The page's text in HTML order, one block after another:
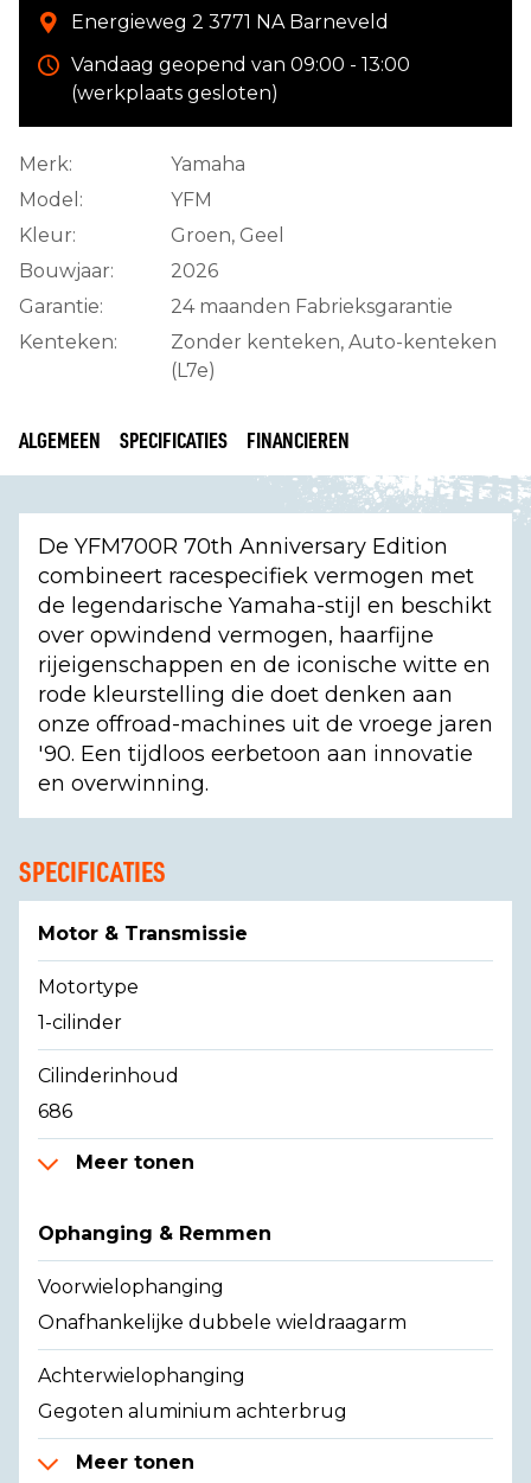
Energieweg 2 3771 NA Barneveld
Vandaag geopend van 09:00 - 13:00
(werkplaats gesloten)
Merk:
Yamaha
Model:
YFM
Kleur:
Groen, Geel
Bouwjaar:
2026
Garantie:
24 maanden Fabrieksgarantie
Kenteken:
Zonder kenteken, Auto-kenteken
(L7e)
ALGEMEEN SPECIFICATIES FINANCIEREN
De YFM700R 70th Anniversary Edition
combineert racespecifiek vermogen met
de legendarische Yamaha-stijl en beschikt
over opwindend vermogen, haarfijne
rijeigenschappen en de iconische witte en
rode kleurstelling die doet denken aan
onze offroad-machines uit de vroege jaren
'90. Een tijdloos eerbetoon aan innovatie
en overwinning.
SPECIFICATIES
Motor & Transmissie
Motortype
1-cilinder
Cilinderinhoud
686
Meer tonen
Ophanging & Remmen
Voorwielophanging
Onafhankelijke dubbele wieldraagarm
Achterwielophanging
Gegoten aluminium achterbrug
Meer tonen